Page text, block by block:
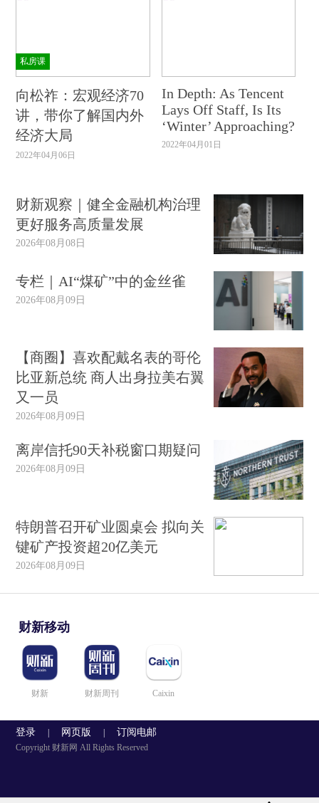
私房课
向松祚：宏观经济70
讲，带你了解国内外
经济大局
2022年04月06日
In Depth: As Tencent
Lays Off Staff, Is Its
‘Winter’ Approaching?
2022年04月01日
财新观察｜健全金融机构治理
更好服务高质量发展
2026年08月08日
专栏｜AI“煤矿”中的金丝雀
2026年08月09日
【商圈】喜欢配戴名表的哥伦
比亚新总统 商人出身拉美右翼
又一员
2026年08月09日
离岸信托90天补税窗口期疑问
2026年08月09日
特朗普召开矿业圆桌会 拟向关
键矿产投资超20亿美元
2026年08月09日
财新移动
财新 财新周刊 Caixin
登录 网页版 订阅电邮
Copyright 财新网 All Rights Reserved